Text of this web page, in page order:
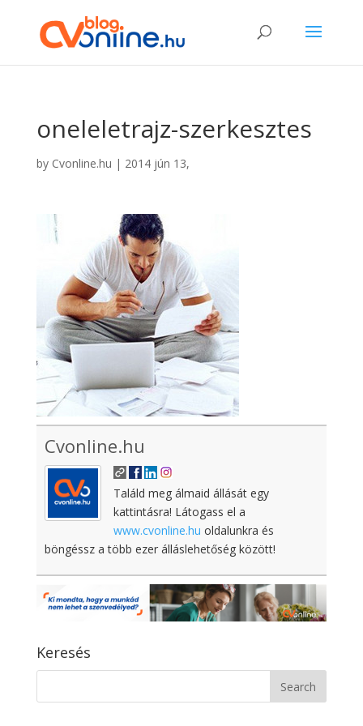
oneleletrajz-szerkesztes
by Cvonline.hu | 2014 jún 13,
Cvonline.hu
Találd meg álmaid állását egy
kattintásra! Látogass el a
www.cvonline.hu oldalunkra és
böngéssz a több ezer álláslehetőség között!
Keresés